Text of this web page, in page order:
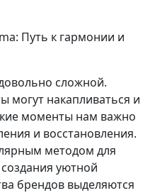
Путь к гармонии и
сложной.
могут накапливаться и
моменты нам важно
и восстановления.
методом для
уютной
брендов выделяются